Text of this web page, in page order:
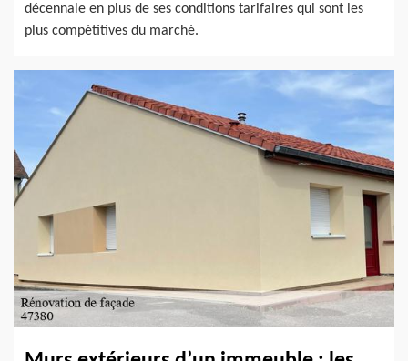
décennale en plus de ses conditions tarifaires qui sont les
plus compétitives du marché.